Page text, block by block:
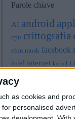
as cookies and
personalised
Parole chiave
AI android
cpu crittografia
elon musk facebook
intel internet kernel
microsoft
Pavel Durov
sicurezza